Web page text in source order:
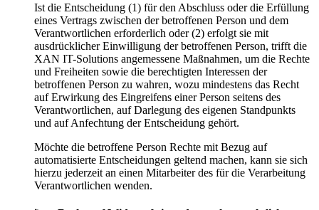
Ist die Entscheidung (1) für den Abschluss oder die Erfüllung
eines Vertrags zwischen der betroffenen Person und dem
Verantwortlichen erforderlich oder (2) erfolgt sie mit
ausdrücklicher Einwilligung der betroffenen Person, trifft die
XAN IT-Solutions angemessene Maßnahmen, um die Rechte
und Freiheiten sowie die berechtigten Interessen der
betroffenen Person zu wahren, wozu mindestens das Recht
auf Erwirkung des Eingreifens einer Person seitens des
Verantwortlichen, auf Darlegung des eigenen Standpunkts
und auf Anfechtung der Entscheidung gehört.
Möchte die betroffene Person Rechte mit Bezug auf
automatisierte Entscheidungen geltend machen, kann sie sich
hierzu jederzeit an einen Mitarbeiter des für die Verarbeitung
Verantwortlichen wenden.